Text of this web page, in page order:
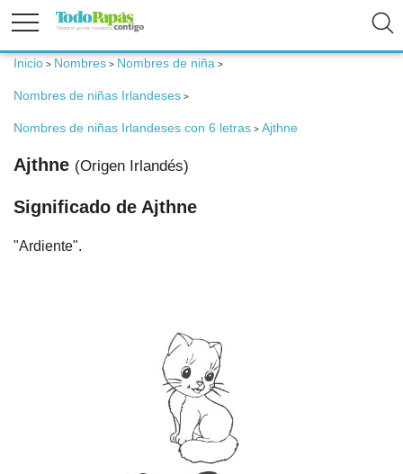
Bebé
Niños
Inicio > Nombres > Nombres de niña >
Nombres de niñas Irlandeses >
Nombres de niñas Irlandeses con 6 letras > Ajthne
Ajthne (Origen Irlandés)
Significado de Ajthne
"Ardiente".